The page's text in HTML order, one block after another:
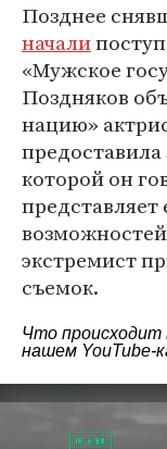
Позднее
начали
«Мужское
Поздняков
нацию»
предоставила
которой он
представляет
экстремист
съемок.
Что происходит
нашем YouTube-